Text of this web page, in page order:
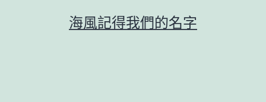
海風記得我們的名字